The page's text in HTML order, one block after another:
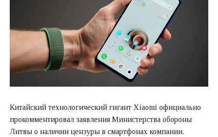
Китайский технологический гигант Xiaomi официально
прокомментировал заявления Министерства обороны
Литвы о наличии цензуры в смартфонах компании.